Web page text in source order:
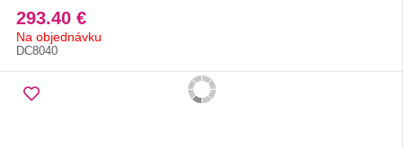
293.40 €
Na objednávku
DC8040